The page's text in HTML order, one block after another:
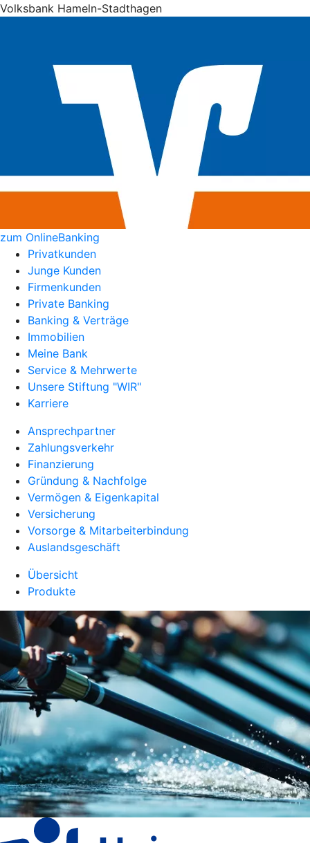
Volksbank Hameln-Stadthagen
zum OnlineBanking
Privatkunden
Junge Kunden
Firmenkunden
Private Banking
Banking & Verträge
Immobilien
Meine Bank
Service & Mehrwerte
Unsere Stiftung "WIR"
Karriere
Ansprechpartner
Zahlungsverkehr
Finanzierung
Gründung & Nachfolge
Vermögen & Eigenkapital
Versicherung
Vorsorge & Mitarbeiterbindung
Auslandsgeschäft
Übersicht
Produkte